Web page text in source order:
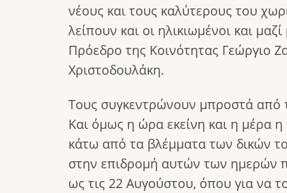
νέους και τους καλύτερους του
λείπουν και οι ηλικιωμένοι και
Πρόεδρο της Κοινότητας Γεώργιο
Χριστοδουλάκη.
Τους συγκεντρώνουν μπροστά
Και όμως η ώρα εκείνη και η μέρα
κάτω από τα βλέμματα των δικών
στην επιδρομή αυτών των ημερών
ως τις 22 Αυγούστου, όπου για να